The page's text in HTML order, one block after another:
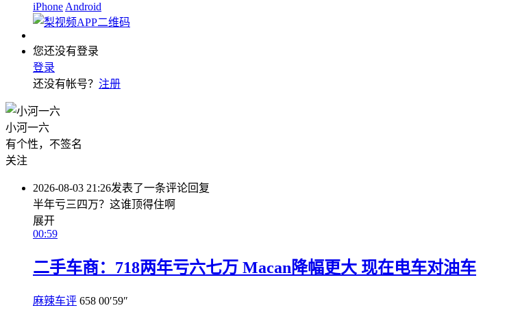
iPhone Android
您还没有登录
登录
还没有帐号？ 注册
小河一六
有个性，不签名
关注
2026-08-03 21:26发表了一条评论回复
半年亏三四万？这谁顶得住啊
展开
00:59
二手车商：718两年亏六七万 Macan降幅更大 现在电车对油车
麻辣车评 658 00′59″